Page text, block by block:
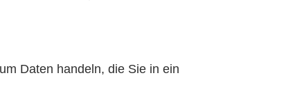
Daten handeln, die Sie in ein